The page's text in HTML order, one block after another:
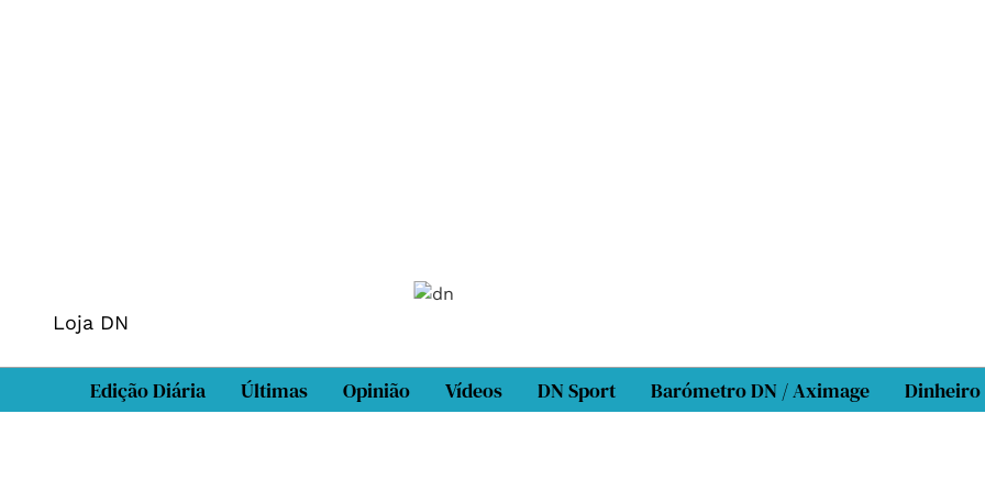
Loja DN
Edição Diária Últimas Opinião Vídeos DN Sport Barómetro DN / Aximage Dinheiro